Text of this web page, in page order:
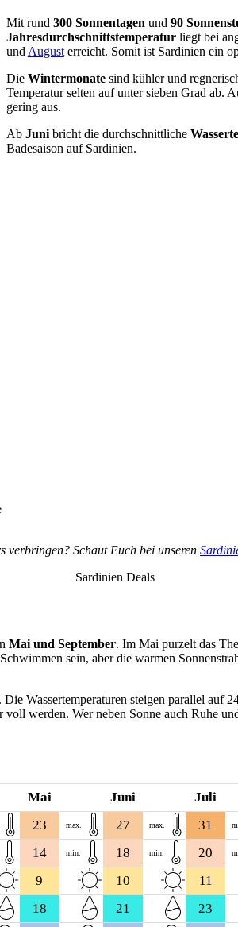
Mit rund 300 Sonnentagen und 90
Jahresdurchschnittstemperaturliegt bei
und Augusterreicht. Somit ist Sardinien ein
Die Wintermonatesind kühler und
Temperatur selten auf unter sieben Grad ab.
gering aus.
Ab Junibricht die durchschnittliche
Badesaison auf Sardinien.
Schaut Euch bei unseren
Sardinien Deals
Mai und September. Im Mai purzelt das
sein, aber die warmen
Wassertemperaturen steigen parallel
werden. Wer neben Sonne auch Ruhe
Mai
23
14
9
18
Juni
max. 27
min.
18
10
21
Juli
max. 31
min.
20
11
23